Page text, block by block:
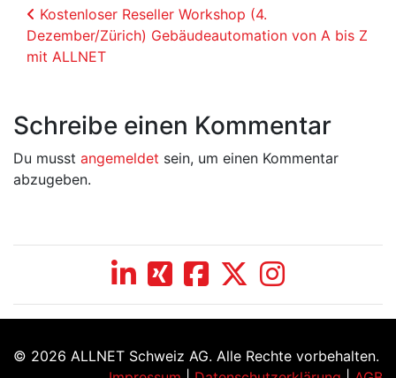
Beitrags-Navigation
Kostenloser Reseller Workshop (4.
Dezember/Zürich) Gebäudeautomation von A bis Z
mit ALLNET
Schreibe einen Kommentar
Du musst angemeldet sein, um einen Kommentar
abzugeben.
© 2026 ALLNET Schweiz AG. Alle Rechte vorbehalten.